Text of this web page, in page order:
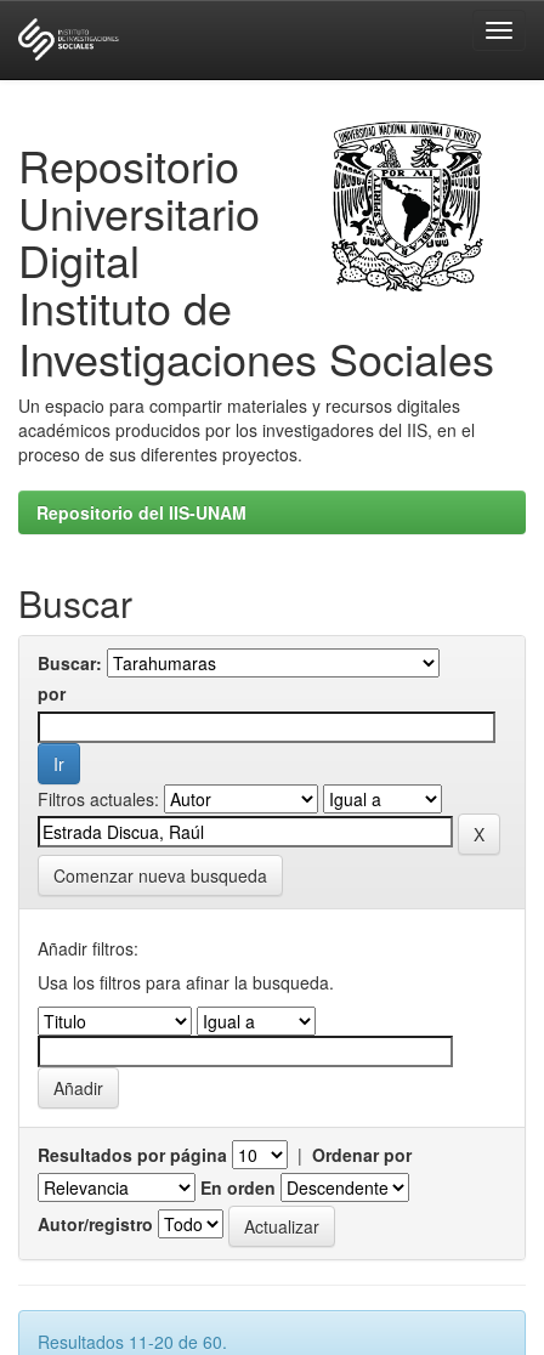
Repositorio
Universitario
Digital
Instituto de
Investigaciones Sociales
Un espacio para compartir materiales y recursos digitales
académicos producidos por los investigadores del IIS, en el
proceso de sus diferentes proyectos.
Repositorio del IIS-UNAM
Buscar
Buscar:
por
Filtros actuales:
Comenzar nueva busqueda
Añadir filtros:
Usa los filtros para afinar la busqueda.
Resultados por página | Ordenar por
En orden
Autor/registro
Resultados 11-20 de 60.